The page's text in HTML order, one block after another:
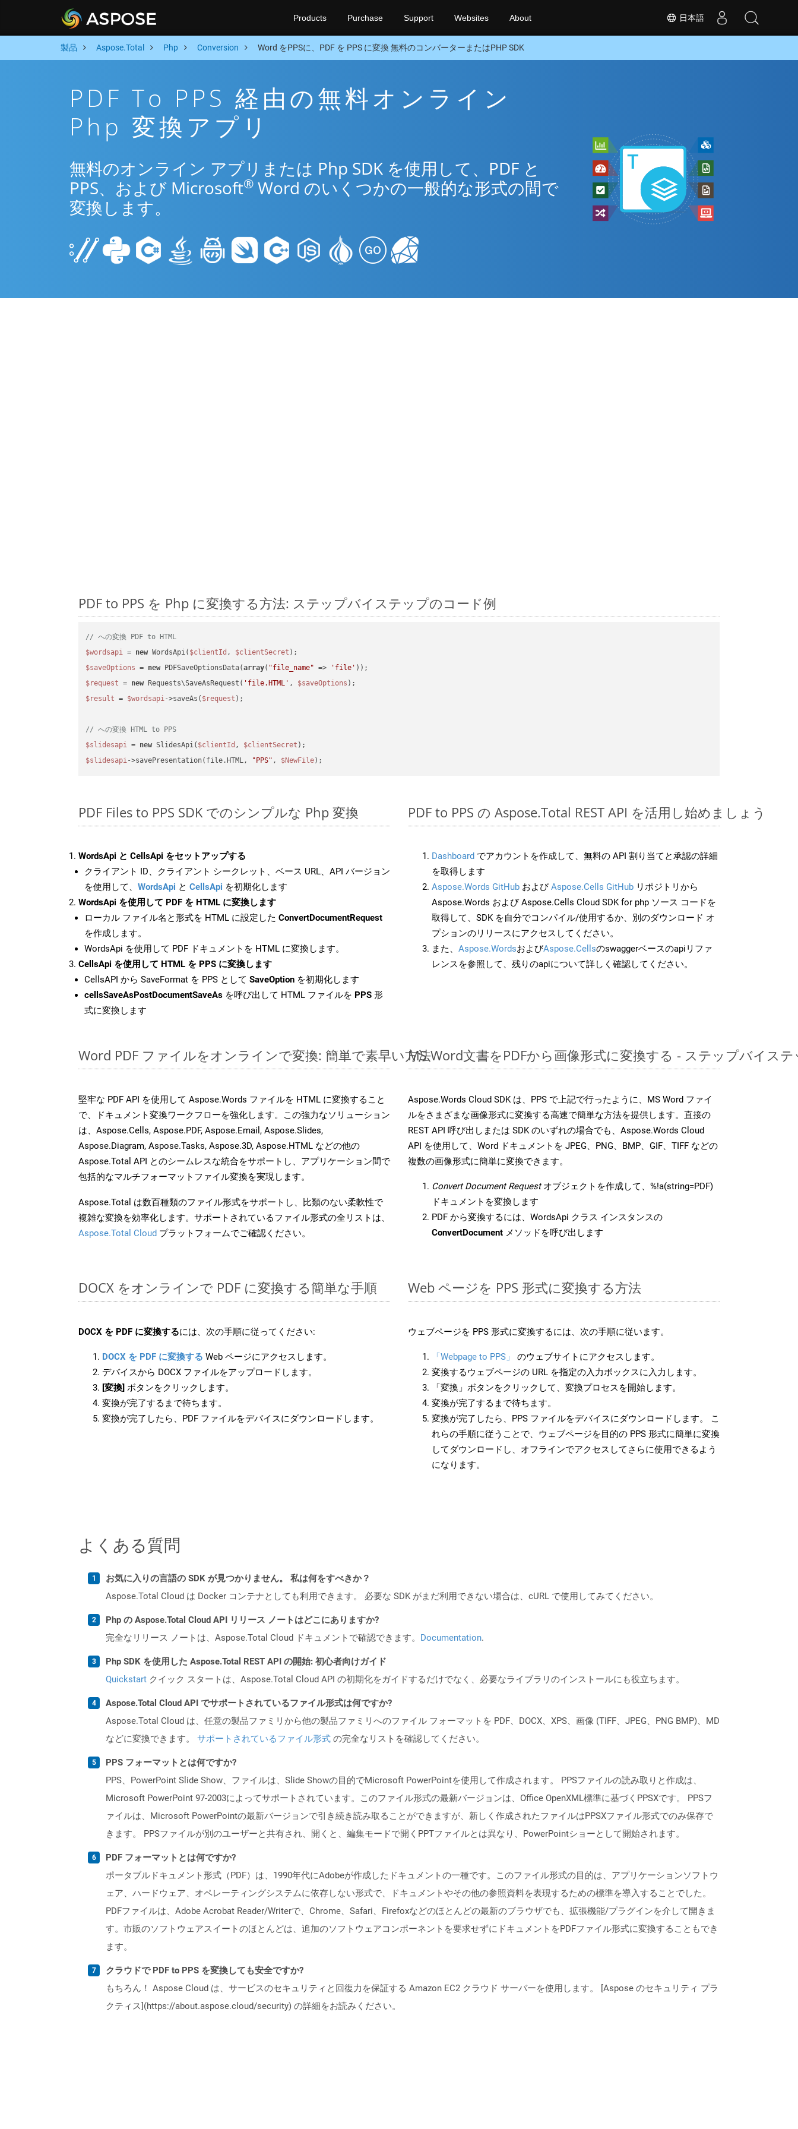
日本語
Products Purchase Support Websites About
製品 Aspose.Total Php Conversion Word をPPSに、PDF を PPS に変換 無料のコンバーターまたはPHP SDK
PDF To PPS 経由の無料オンライン
Php 変換アプリ
無料のオンライン アプリまたは Php SDK を使用して、PDF と
PPS、および Microsoft® Word のいくつかの一般的な形式の間で
変換します。
PDF to PPS を Php に変換する方法: ステップバイステップのコード例
// への変換 PDF to HTML
$wordsapi = new WordsApi( $clientId , $clientSecret
$saveOptions = new PDFSaveOptionsData(array( "file_name" => 'file'
$request = new Requests\SaveAsRequest( 'file.HTML' , $saveOptions
$result = $wordsapi->saveAs( $request );
// への変換 HTML to PPS
$slidesapi = new SlidesApi( $clientId , $clientSecret
$slidesapi->savePresentation(file.HTML, "PPS" , $NewFile
PDF Files to PPS SDK でのシンプルな Php 変換
WordsApi と CellsApi をセットアップする
クライアント ID、クライアント シークレット、ベース URL、API バージョン
を使用して、 WordsApi と CellsApi を初期化します
WordsApi を使用して PDF を HTML に変換します
ローカル ファイル名と形式を HTML に設定した ConvertDocumentRequest
を作成します。
WordsApi を使用して PDF ドキュメントを HTML に変換します。
CellsApi を使用して HTML を PPS に変換します
CellsAPI から SaveFormat を PPS として SaveOption を初期化します
cellsSaveAsPostDocumentSaveAs を呼び出して HTML ファイルを PPS 形
式に変換します
PDF to PPS の Aspose.Total REST API を活用し始めましょう
Dashboard でアカウントを作成して、無料の API 割り当てと承認の詳細
を取得します
Aspose.Words GitHub およびAspose.Cells GitHub リポジトリから
Aspose.Words および Aspose.Cells Cloud SDK for php ソース コードを
取得して、SDK を自分でコンパイル/使用するか、別のダウンロード オ
プションのリリースにアクセスしてください。
また、 Aspose.WordsおよびAspose.Cellsのswaggerベースのapiリファ
レンスを参照して、残りのapiについて詳しく確認してください。
Word PDF ファイルをオンラインで変換: 簡単で素早い方法
堅牢な PDF API を使用して Aspose.Words ファイルを HTML に変換すること
で、ドキュメント変換ワークフローを強化します。この強力なソリューション
は、Aspose.Cells, Aspose.PDF, Aspose.Email, Aspose.Slides,
Aspose.Diagram, Aspose.Tasks, Aspose.3D, Aspose.HTML などの他の
Aspose.Total API とのシームレスな統合をサポートし、アプリケーション間で
包括的なマルチフォーマットファイル変換を実現します。
Aspose.Total は数百種類のファイル形式をサポートし、比類のない柔軟性で
複雑な変換を効率化します。サポートされているファイル形式の全リストは、
Aspose.Total Cloud プラットフォームでご確認ください。
MS Word文書をPDFから画像形式に変換する - ステップバイス
Aspose.Words Cloud SDK は、PPS で上記で行ったように、MS Word ファイ
ルをさまざまな画像形式に変換する高速で簡単な方法を提供します。直接の
REST API 呼び出しまたは SDK のいずれの場合でも、Aspose.Words Cloud
API を使用して、Word ドキュメントを JPEG、PNG、BMP、GIF、TIFF などの
複数の画像形式に簡単に変換できます。
Convert Document Requestオブジェクトを作成して、%!a(string=PDF)
ドキュメントを変換します
PDF から変換するには、WordsApi クラス インスタンスの
ConvertDocument メソッドを呼び出します
DOCX をオンラインで PDF に変換する簡単な手順
DOCX を PDF に変換するには、次の手順に従ってください:
DOCX を PDF に変換する Web ページにアクセスします。
デバイスから DOCX ファイルをアップロードします。
[変換] ボタンをクリックします。
変換が完了するまで待ちます。
変換が完了したら、PDF ファイルをデバイスにダウンロードします。
Web ページを PPS 形式に変換する方法
ウェブページを PPS 形式に変換するには、次の手順に従います。
「Webpage to PPS」
のウェブサイトにアクセスします。
変換するウェブページの URL を指定の入力ボックスに入力します。
「変換」ボタンをクリックして、変換プロセスを開始します。
変換が完了するまで待ちます。
変換が完了したら、PPS ファイルをデバイスにダウンロードします。 こ
れらの手順に従うことで、ウェブページを目的の PPS 形式に簡単に変換
してダウンロードし、オフラインでアクセスしてさらに使用できるよう
になります。
よくある質問
お気に入りの言語の SDK が見つかりません。 私は何をすべきか？
Aspose.Total Cloud は Docker コンテナとしても利用できます。 必要な SDK がまだ利用できない場合は、cURL で使用してみてください。
Php の Aspose.Total Cloud API リリース ノートはどこにありますか?
完全なリリース ノートは、Aspose.Total Cloud ドキュメントで確認できます。 Documentation.
Php SDK を使用した Aspose.Total REST API の開始: 初心者向けガイド
Quickstart クイック スタートは、Aspose.Total Cloud API の初期化をガイドするだけでなく、必要なライブラリのインストールにも役立ちます。
Aspose.Total Cloud API でサポートされているファイル形式は何ですか?
Aspose.Total Cloud は、任意の製品ファミリから他の製品ファミリへのファイル フォーマットを PDF、DOCX、XPS、画像 (TIFF、JPEG、PNG BMP)、MD
などに変換できます。 サポートされているファイル形式 の完全なリストを確認してください。
PPS フォーマットとは何ですか?
PPS、PowerPoint Slide Show、ファイルは、Slide Showの目的でMicrosoft PowerPointを使用して作成されます。 PPSファイルの読み取りと作成は、
Microsoft PowerPoint 97-2003によってサポートされています。このファイル形式の最新バージョンは、Office OpenXML標準に基づくPPSXです。 PPSフ
ァイルは、Microsoft PowerPointの最新バージョンで引き続き読み取ることができますが、新しく作成されたファイルはPPSXファイル形式でのみ保存で
きます。 PPSファイルが別のユーザーと共有され、開くと、編集モードで開くPPTファイルとは異なり、PowerPointショーとして開始されます。
PDF フォーマットとは何ですか?
ポータブルドキュメント形式（PDF）は、1990年代にAdobeが作成したドキュメントの一種です。このファイル形式の目的は、アプリケーションソフトウ
ェア、ハードウェア、オペレーティングシステムに依存しない形式で、ドキュメントやその他の参照資料を表現するための標準を導入することでした。
PDFファイルは、Adobe Acrobat Reader/Writerで、Chrome、Safari、Firefoxなどのほとんどの最新のブラウザでも、拡張機能/プラグインを介して開きま
す。市販のソフトウェアスイートのほとんどは、追加のソフトウェアコンポーネントを要求せずにドキュメントをPDFファイル形式に変換することもでき
ます。
クラウドで PDF to PPS を変換しても安全ですか?
もちろん！ Aspose Cloud は、サービスのセキュリティと回復力を保証する Amazon EC2 クラウド サーバーを使用します。 [Aspose のセキュリティ プラ
クティス](https://about.aspose.cloud/security) の詳細をお読みください。